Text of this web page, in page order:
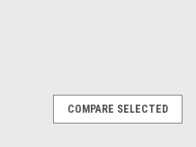
COMPARE SELECTED